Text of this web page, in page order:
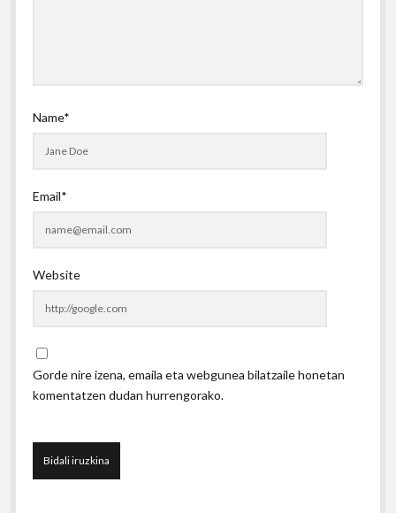
Name*
Email*
Website
Gorde nire izena, emaila eta webgunea bilatzaile honetan
komentatzen dudan hurrengorako.